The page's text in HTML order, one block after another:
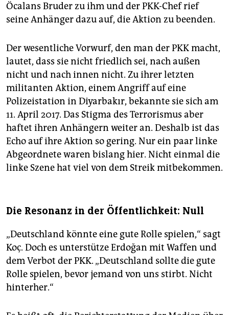
Öcalans Bruder zu ihm und der PKK-Chef rief
seine Anhänger dazu auf, die Aktion zu beenden.
Der wesentliche Vorwurf, den man der PKK macht,
lautet, dass sie nicht friedlich sei, nach außen
nicht und nach innen nicht. Zu ihrer letzten
militanten Aktion, einem Angriff auf eine
Polizeistation in Diyarbakır, bekannte sie sich am
11. April 2017. Das Stigma des Terrorismus aber
haftet ihren Anhängern weiter an. Deshalb ist das
Echo auf ihre Aktion so gering. Nur ein paar linke
Abgeordnete waren bislang hier. Nicht einmal die
linke Szene hat viel von dem Streik mitbekommen.
Die Resonanz in der Öffentlichkeit: Null
„Deutschland könnte eine gute Rolle spielen,“ sagt
Koç. Doch es unterstütze Erdoğan mit Waffen und
dem Verbot der PKK. „Deutschland sollte die gute
Rolle spielen, bevor jemand von uns stirbt. Nicht
hinterher.“